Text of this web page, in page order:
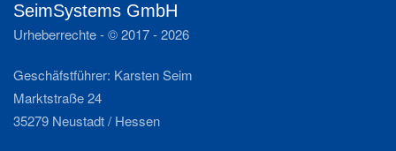
SeimSystems GmbH
Urheberrechte - © 2017 -2026
Geschäfstführer: Karsten Seim
Marktstraße 24
35279 Neustadt / Hessen